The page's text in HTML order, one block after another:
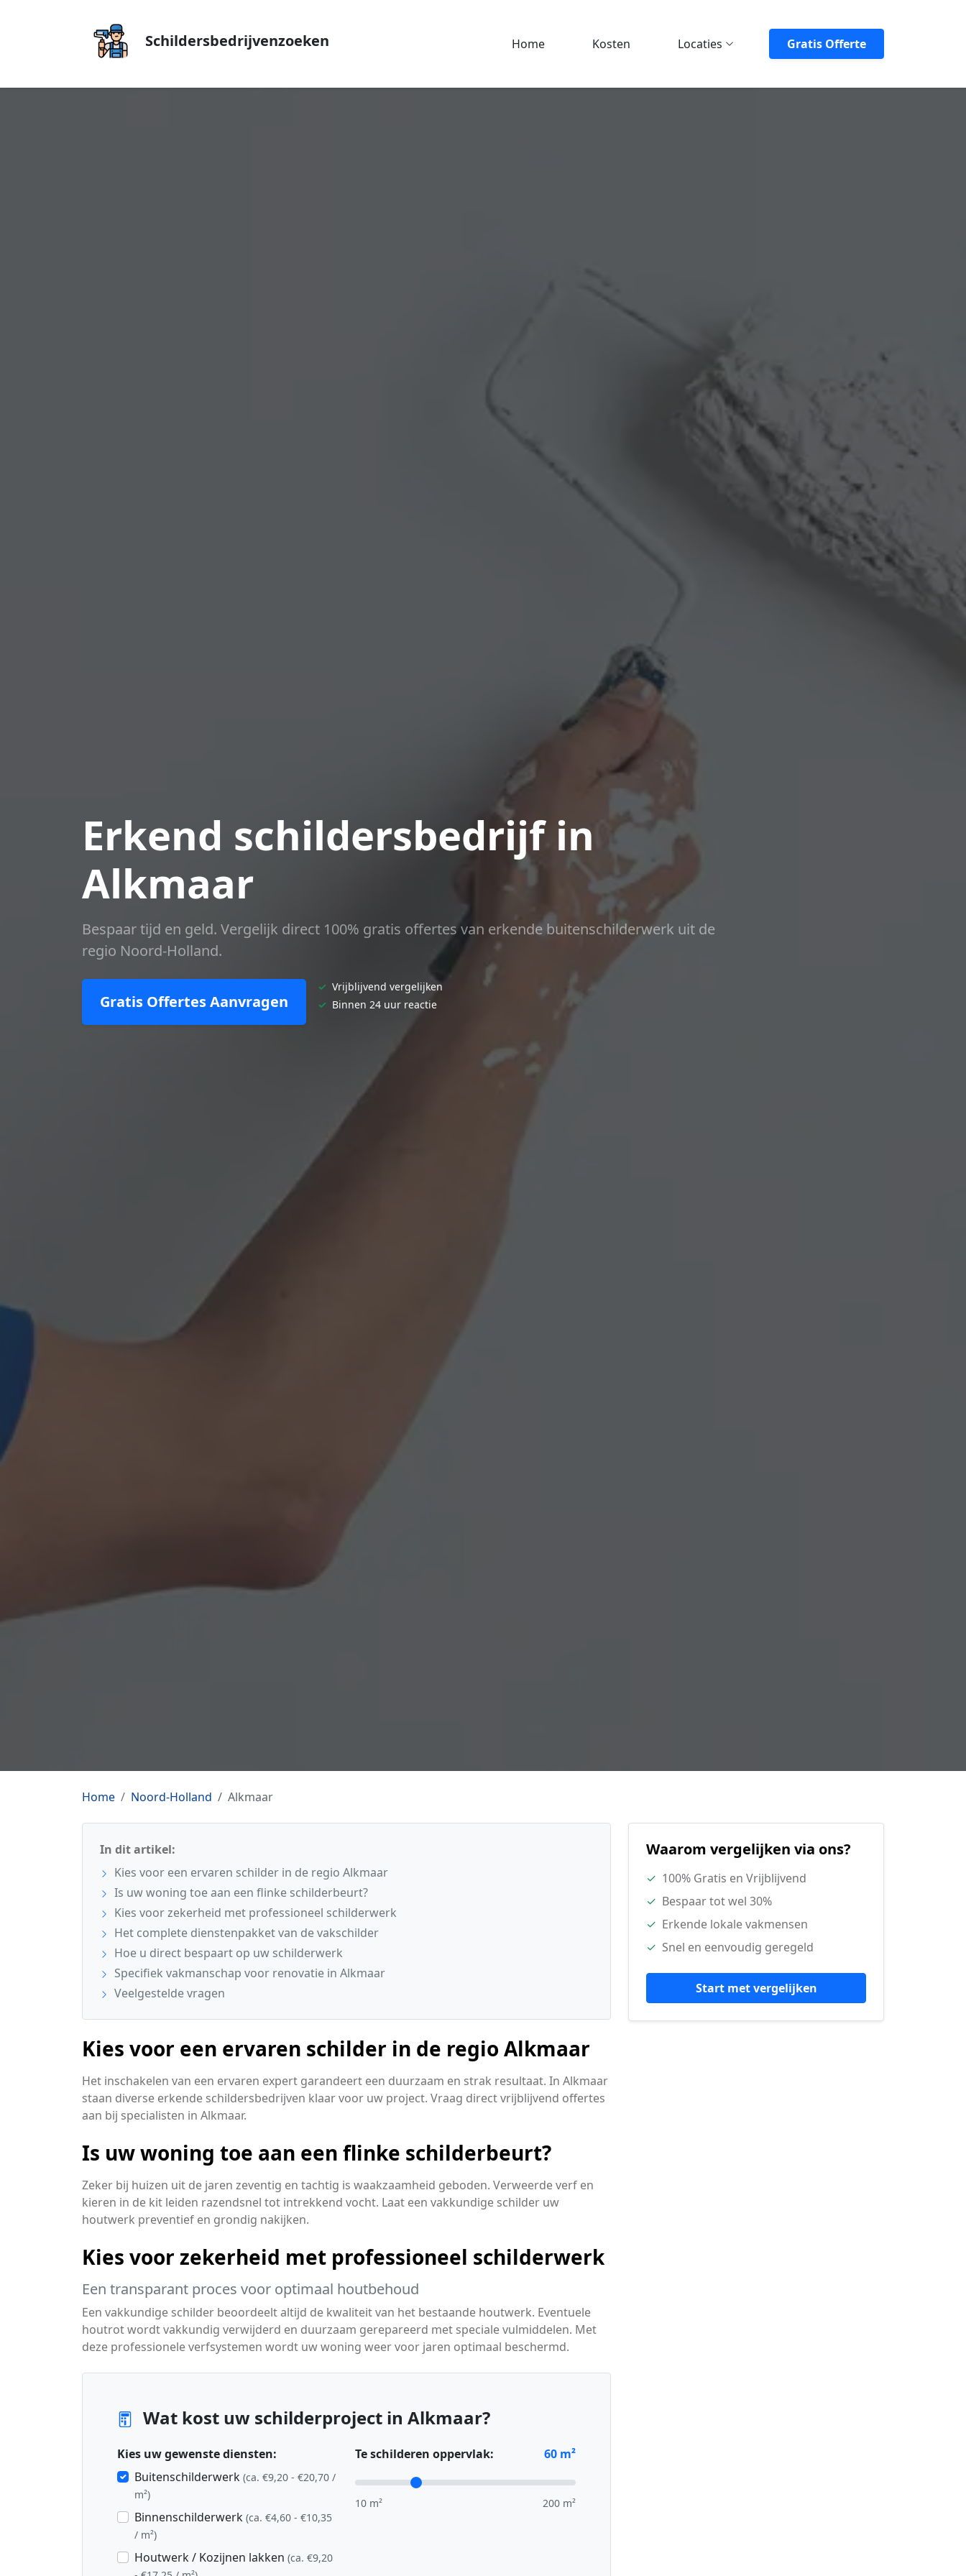
Schildersbedrijvenzoeken Home Kosten Locaties Gratis Offerte
Erkend schildersbedrijf in
Alkmaar
Bespaar tijd en geld. Vergelijk direct 100% gratis offertes van erkende buitenschilderwerk uit de
regio Noord-Holland.
Gratis Offertes Aanvragen
✓ Vrijblijvend vergelijken
✓ Binnen 24 uur reactie
Home Noord-Holland Alkmaar
In dit artikel:
Kies voor een ervaren schilder in de regio Alkmaar
Is uw woning toe aan een flinke schilderbeurt?
Kies voor zekerheid met professioneel schilderwerk
Het complete dienstenpakket van de vakschilder
Hoe u direct bespaart op uw schilderwerk
Specifiek vakmanschap voor renovatie in Alkmaar
Veelgestelde vragen
Kies voor een ervaren schilder in de regio Alkmaar
Het inschakelen van een ervaren expert garandeert een duurzaam en strak resultaat. In Alkmaar
staan diverse erkende schildersbedrijven klaar voor uw project. Vraag direct vrijblijvend offertes
aan bij specialisten in Alkmaar.
Is uw woning toe aan een flinke schilderbeurt?
Zeker bij huizen uit de jaren zeventig en tachtig is waakzaamheid geboden. Verweerde verf en
kieren in de kit leiden razendsnel tot intrekkend vocht. Laat een vakkundige schilder uw
houtwerk preventief en grondig nakijken.
Kies voor zekerheid met professioneel schilderwerk
Een transparant proces voor optimaal houtbehoud
Een vakkundige schilder beoordeelt altijd de kwaliteit van het bestaande houtwerk. Eventuele
houtrot wordt vakkundig verwijderd en duurzaam gerepareerd met speciale vulmiddelen. Met
deze professionele verfsystemen wordt uw woning weer voor jaren optimaal beschermd.
Wat kost uw schilderproject in Alkmaar?
Kies uw gewenste diensten:
Buitenschilderwerk (ca. €9,20 - €20,70 /
m²)
Binnenschilderwerk (ca. €4,60 - €10,35
/ m²)
Houtwerk / Kozijnen lakken (ca. €9,20
Te schilderen oppervlak: 60 m²
10 m² 200 m²
Waarom vergelijken via ons?
✓ 100% Gratis en Vrijblijvend
✓ Bespaar tot wel 30%
✓ Erkende lokale vakmensen
✓ Snel en eenvoudig geregeld
Start met vergelijken